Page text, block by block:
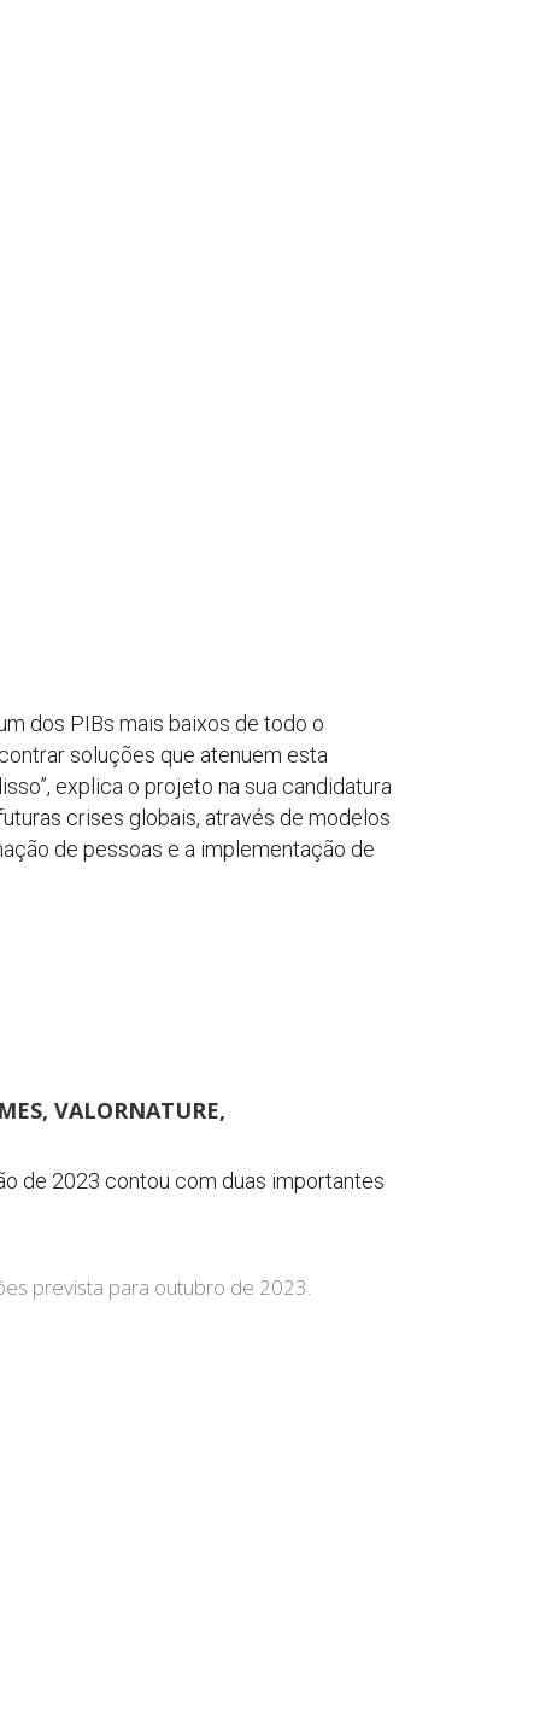
dos PIBs mais baixos de todo o
soluções que atenuem esta
explica o projeto na sua candidatura
crises globais, através de modelos
de pessoas e a implementação de
VALORNATURE,
de 2023 contou com duas importantes
prevista para outubro de 2023.